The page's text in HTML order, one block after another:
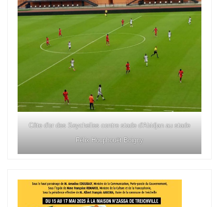
Côte d'or des Seychelles contre stade d'Abidjan au stade
Félix Houphouët Boigny